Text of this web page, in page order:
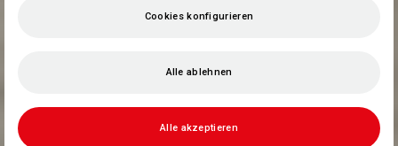
Cookies konfigurieren
Alle ablehnen
Alle akzeptieren